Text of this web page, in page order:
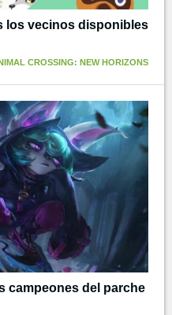
los vecinos disponibles
CROSSING: NEW HORIZONS
campeones del parche